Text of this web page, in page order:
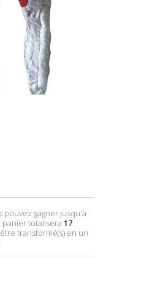
pouvez gagner jusqu'à
panier totalisera 17
transformé(s) en un